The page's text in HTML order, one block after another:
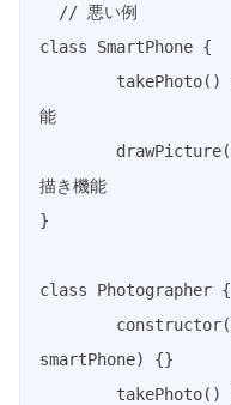
// 悪い例
class
SmartPhone {
takePhoto( )
能
drawPicture(
描き機能
}
class Photographer {
constructor(
smartPhone) {}
takePhoto( )